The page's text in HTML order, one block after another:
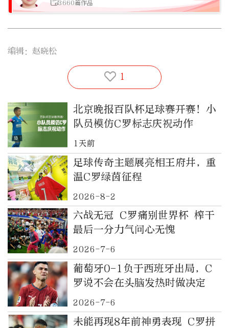
3660篇作品
编辑：赵晓松
1
北京晚报百队杯足球赛开赛！小
队员模仿C罗标志庆祝动作
1天前
足球传奇主题展亮相王府井，重
温C罗绿茵征程
2026-8-2
六战无冠 C罗痛别世界杯 榨干
最后一分力气问心无愧
2026-7-6
葡萄牙0-1负于西班牙出局，C
罗说不会在头脑发热时做决定
2026-7-6
未能再现8年前神勇表现 C罗拼